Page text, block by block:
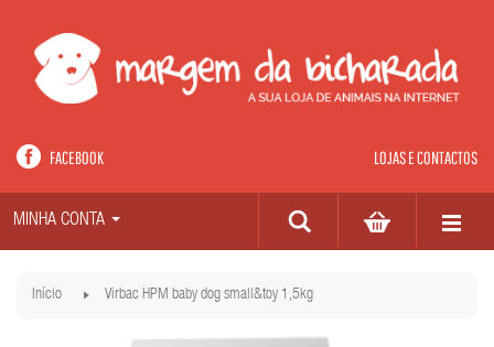
LOJAS E CONTACTOS
FACEBOOK
MINHA CONTA
Início Virbac HPM baby dog small&toy 1,5kg